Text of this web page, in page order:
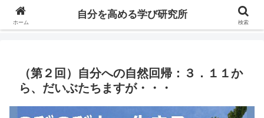
自分の価値を高めるための学びについて研究し、セミナーや情報（ブログ、動
（第２回）自分への自然回帰：３．１１か
ら、だいぶたちますが・・・
ホーム
自分を高める学び研究所
検索